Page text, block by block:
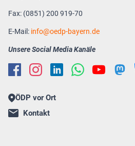
Fax: (0851) 200 919-70
E-Mail: info oedp-bayern.de
Unsere Social Media Kanäle
ÖDP vor Ort
Kontakt